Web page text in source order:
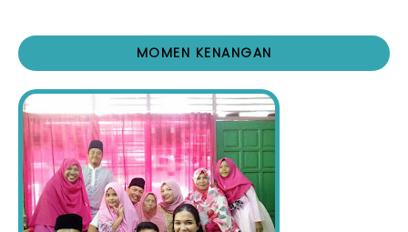
MOMEN KENANGAN